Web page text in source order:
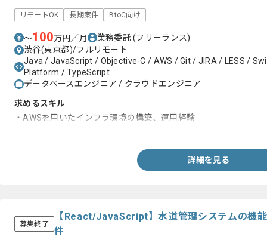
リモートOK 長期案件 BtoC向け
〜100万円／月 業務委託(フリーランス)
渋谷(東京都)/フルリモート
Java / JavaScript / Objective-C / AWS / Git / JIRA / LESS /
Platform / TypeScript
データベースエンジニア / クラウドエンジニア
求めるスキル
・AWSを用いたインフラ環境の構築、運用経験
詳細を見る
募集終了
【React/JavaScript】水道管理システムの機
件